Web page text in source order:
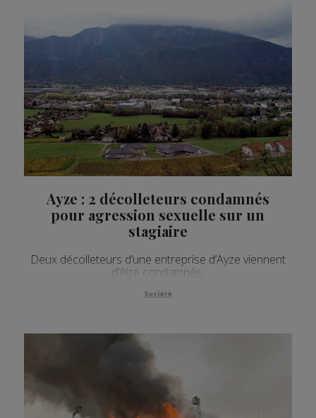
Ayze : 2 décolleteurs condamnés
pour agression sexuelle sur un
stagiaire
Deux décolleteurs d’une entreprise d’Ayze viennent
d’être condamnés.
Société